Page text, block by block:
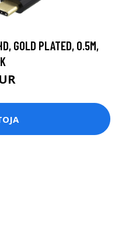
GOLD PLATED, 0.5M,